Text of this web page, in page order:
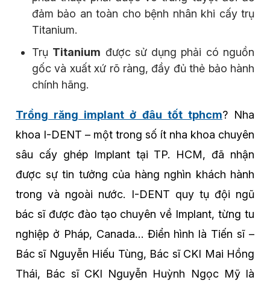
đảm bảo an toàn cho bệnh nhân khi cấy trụ
Titanium.
Trụ Titanium được sử dụng phải có nguồn
gốc và xuất xứ rõ ràng, đầy đủ thẻ bảo hành
chính hãng.
Trồng răng implant ở đâu tốt tphcm? Nha
khoa I-DENT – một trong số ít nha khoa chuyên
sâu cấy ghép Implant tại TP. HCM, đã nhận
được sự tin tưởng của hàng nghìn khách hành
trong và ngoài nước. I-DENT quy tụ đội ngũ
bác sĩ được đào tạo chuyên về Implant, từng tu
nghiệp ở Pháp, Canada… Điển hình là Tiến sĩ –
Bác sĩ Nguyễn Hiếu Tùng, Bác sĩ CKI Mai Hồng
Thái, Bác sĩ CKI Nguyễn Huỳnh Ngọc Mỹ là